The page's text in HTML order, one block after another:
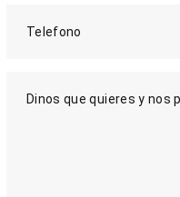
Telefono
Dinos que quieres y nos